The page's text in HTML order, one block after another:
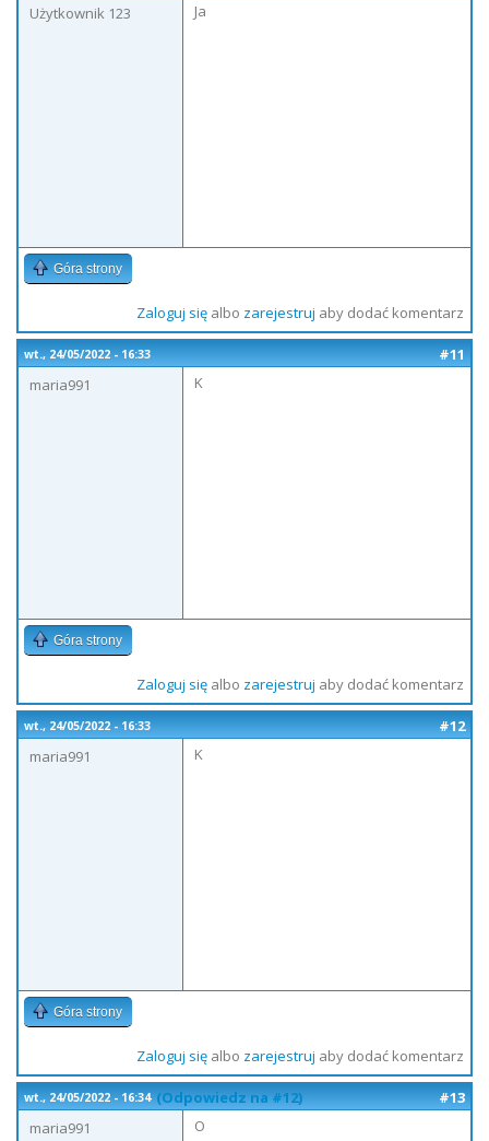
Użytkownik 123
Ja
Góra strony
Zaloguj sięalbo zarejestruj aby dodać komentarz
wt., 24/05/2022 - 16:33
#11
maria991
K
Góra strony
Zaloguj sięalbo zarejestruj aby dodać komentarz
wt., 24/05/2022 - 16:33
#12
maria991
K
Góra strony
Zaloguj sięalbo zarejestruj aby dodać komentarz
wt., 24/05/2022 - 16:34 (Odpowiedz na #12)
#13
maria991
O